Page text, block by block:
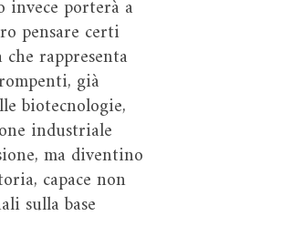
invece porterà a
pensare certi
rappresenta
già
biotecnologie,
industriale
ma diventino
capace non
sulla base